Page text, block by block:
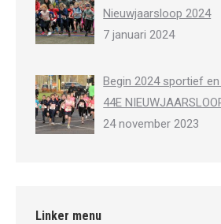
Nieuwjaarsloop 2024
7 januari 2024
Begin 2024 sportief
44E
24 november 2023
Linker menu